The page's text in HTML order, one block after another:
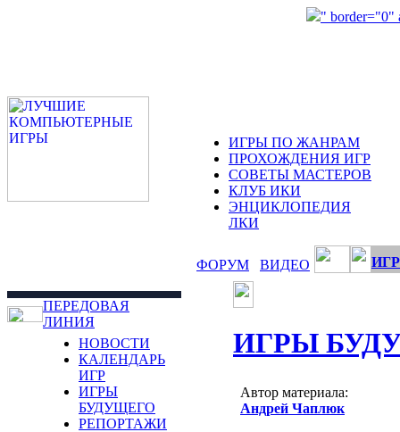
" border="0"
ИГРЫ ПО ЖАНРАМ
ПРОХОЖДЕНИЯ ИГР
СОВЕТЫ МАСТЕРОВ
КЛУБ ИКИ
ЭНЦИКЛОПЕДИЯ
ЛКИ
ФОРУМ ВИДЕО
ПЕРЕДОВАЯ
ЛИНИЯ
НОВОСТИ
КАЛЕНДАРЬ
ИГР
ИГРЫ
БУДУЩЕГО
РЕПОРТАЖИ
ИГРЫ
Автор материала:
Андрей Чаплюк